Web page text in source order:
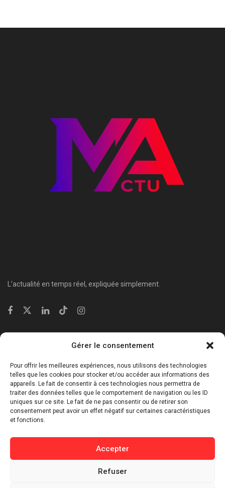
Gérer le consentement
Pour offrir les meilleures expériences, nous utilisons des technologies
telles que les cookies pour stocker et/ou accéder aux informations des
appareils. Le fait de consentir à ces technologies nous permettra de
traiter des données telles que le comportement de navigation ou les ID
uniques sur ce site. Le fait de ne pas consentir ou de retirer son
consentement peut avoir un effet négatif sur certaines caractéristiques
et fonctions.
Accepter
Refuser
L’actualité en temps réel, expliquée simplement.
Économie & Business
⁠Culture & Divertissement
⁠Tech & Innovation
Sport
Buzz / Insolite
Informations